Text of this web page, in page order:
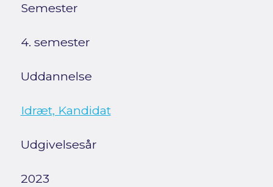
Semester
4. semester
Uddannelse
Idræt, Kandidat
Udgivelsesår
2023